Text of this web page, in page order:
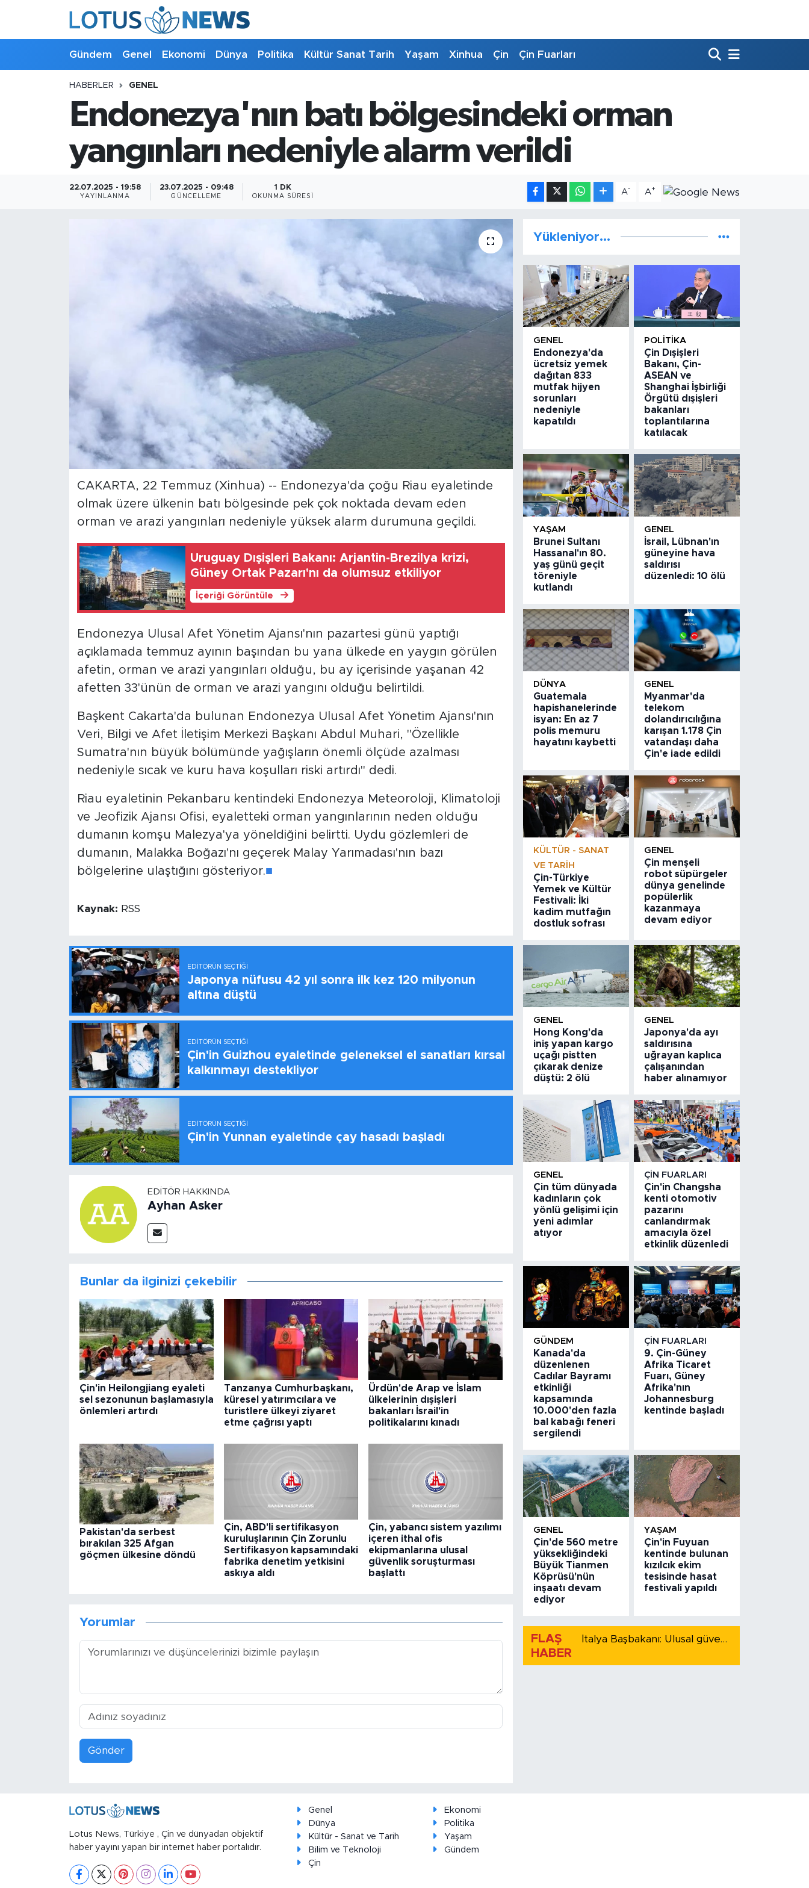
Gündem Genel Ekonomi Dünya Politika Kültür Sanat Tarih Yaşam Xinhua Çin Çin Fuarları
HABERLER GENEL
Endonezya'nın batı bölgesindeki orman
yangınları nedeniyle alarm verildi
22.07.2025 - 19:58
YAYINLANMA
23.07.2025 - 09:48
GÜNCELLEME
1 DK
OKUNMA SÜRESI
A- A+
CAKARTA, 22 Temmuz (Xinhua) -- Endonezya'da çoğu Riau eyaletinde
olmak üzere ülkenin batı bölgesinde pek çok noktada devam eden
orman ve arazi yangınları nedeniyle yüksek alarm durumuna geçildi.
Uruguay Dışişleri Bakanı: Arjantin-Brezilya krizi,
Güney Ortak Pazarı'nı da olumsuz etkiliyor
İçeriği Görüntüle
Endonezya Ulusal Afet Yönetim Ajansı'nın pazartesi günü yaptığı
açıklamada temmuz ayının başından bu yana ülkede en yaygın görülen
afetin, orman ve arazi yangınları olduğu, bu ay içerisinde yaşanan 42
afetten 33'ünün de orman ve arazi yangını olduğu belirtildi.
Başkent Cakarta'da bulunan Endonezya Ulusal Afet Yönetim Ajansı'nın
Veri, Bilgi ve Afet İletişim Merkezi Başkanı Abdul Muhari, "Özellikle
Sumatra'nın büyük bölümünde yağışların önemli ölçüde azalması
nedeniyle sıcak ve kuru hava koşulları riski artırdı" dedi.
Riau eyaletinin Pekanbaru kentindeki Endonezya Meteoroloji, Klimatoloji
ve Jeofizik Ajansı Ofisi, eyaletteki orman yangınlarının neden olduğu
dumanın komşu Malezya'ya yöneldiğini belirtti. Uydu gözlemleri de
dumanın, Malakka Boğazı'nı geçerek Malay Yarımadası'nın bazı
bölgelerine ulaştığını gösteriyor.■
Kaynak: RSS
EDITÖRÜN SEÇTIĞI
Japonya nüfusu 42 yıl sonra ilk kez 120 milyonun
altına düştü
EDITÖRÜN SEÇTIĞI
Çin'in Guizhou eyaletinde geleneksel el sanatları kırsal
kalkınmayı destekliyor
EDITÖRÜN SEÇTIĞI
Çin'in Yunnan eyaletinde çay hasadı başladı
EDITÖR HAKKINDA
Ayhan Asker
Bunlar da ilginizi çekebilir
Çin'in Heilongjiang eyaleti
sel sezonunun başlamasıyla
önlemleri artırdı
Tanzanya Cumhurbaşkanı,
küresel yatırımcılara ve
turistlere ülkeyi ziyaret
etme çağrısı yaptı
Ürdün'de Arap ve İslam
ülkelerinin dışişleri
bakanları İsrail'in
politikalarını kınadı
Pakistan'da serbest
bırakılan 325 Afgan
göçmen ülkesine döndü
Çin, ABD'li sertifikasyon
kuruluşlarının Çin Zorunlu
Sertifikasyon kapsamındaki
fabrika denetim yetkisini
askıya aldı
Çin, yabancı sistem yazılımı
içeren ithal ofis
ekipmanlarına ulusal
güvenlik soruşturması
başlattı
Yorumlar
Gönder
Yükleniyor...
GENEL
Endonezya'da
ücretsiz yemek
dağıtan 833
mutfak hijyen
sorunları
nedeniyle
kapatıldı
POLITIKA
Çin Dışişleri
Bakanı, Çin-
ASEAN ve
Shanghai İşbirliği
Örgütü dışişleri
bakanları
toplantılarına
katılacak
YAŞAM
Brunei Sultanı
Hassanal'ın 80.
yaş günü geçit
töreniyle
kutlandı
GENEL
İsrail, Lübnan'ın
güneyine hava
saldırısı
düzenledi: 10 ölü
DÜNYA
Guatemala
hapishanelerinde
isyan: En az 7
polis memuru
hayatını kaybetti
GENEL
Myanmar'da
telekom
dolandırıcılığına
karışan 1.178 Çin
vatandaşı daha
Çin'e iade edildi
KÜLTÜR - SANAT
VE TARIH
Çin-Türkiye
Yemek ve Kültür
Festivali: İki
kadim mutfağın
dostluk sofrası
GENEL
Çin menşeli
robot süpürgeler
dünya genelinde
popülerlik
kazanmaya
devam ediyor
GENEL
Hong Kong'da
iniş yapan kargo
uçağı pistten
çıkarak denize
düştü: 2 ölü
GENEL
Japonya'da ayı
saldırısına
uğrayan kaplıca
çalışanından
haber alınamıyor
GENEL
Çin tüm dünyada
kadınların çok
yönlü gelişimi için
yeni adımlar
atıyor
ÇIN FUARLARI
Çin'in Changsha
kenti otomotiv
pazarını
canlandırmak
amacıyla özel
etkinlik düzenledi
GÜNDEM
Kanada'da
düzenlenen
Cadılar Bayramı
etkinliği
kapsamında
10.000'den fazla
bal kabağı feneri
sergilendi
ÇIN FUARLARI
9. Çin-Güney
Afrika Ticaret
Fuarı, Güney
Afrika'nın
Johannesburg
kentinde başladı
GENEL
Çin'de 560 metre
yüksekliğindeki
Büyük Tianmen
Köprüsü'nün
inşaatı devam
ediyor
YAŞAM
Çin'in Fuyuan
kentinde bulunan
kızılcık ekim
tesisinde hasat
festivali yapıldı
FLAŞ
HABER
İtalya Başbakanı: Ulusal güvenliği korumak için İspanya ile Schengen kapsamındaki serbest dolaşımı askıya alıyoruz
Lotus News, Türkiye , Çin ve dünyadan objektif
haber yayını yapan bir internet haber portalıdır.
Genel
Ekonomi
Dünya
Politika
Kültür - Sanat ve Tarih
Yaşam
Bilim ve Teknoloji
Gündem
Çin
Kültür - Sanat ve Tarih
Xinhua Türkiye